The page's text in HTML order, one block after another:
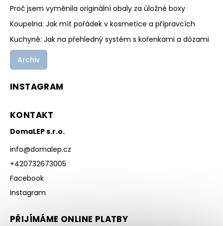
Proč jsem vyměnila originální obaly za úložné boxy
Koupelna: Jak mít pořádek v kosmetice a přípravcích
Kuchyně: Jak na přehledný systém s kořenkami a dózami
Archiv
INSTAGRAM
KONTAKT
DomaLEP s.r.o.
info@domalep.cz
+420732673005
Facebook
Instagram
PŘIJÍMÁME ONLINE PLATBY